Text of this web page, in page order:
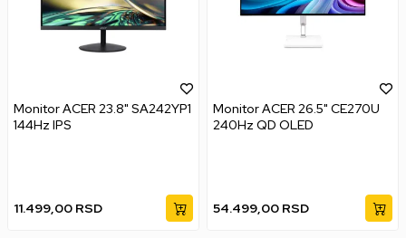
Monitor ACER 23.8" SA242YP1
144Hz IPS
11.499,00 RSD
Monitor ACER 26.5" CE270U
240Hz QD OLED
54.499,00 RSD